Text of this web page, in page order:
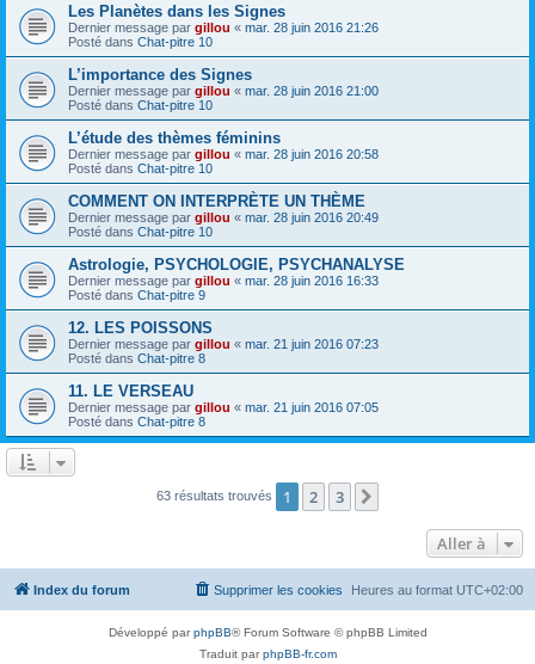
Les Planètes dans les Signes
Dernier message par gillou « mar. 28 juin 2016 21:26
Posté dans Chat-pitre 10
L’importance des Signes
Dernier message par gillou « mar. 28 juin 2016 21:00
Posté dans Chat-pitre 10
L’étude des thèmes féminins
Dernier message par gillou « mar. 28 juin 2016 20:58
Posté dans Chat-pitre 10
COMMENT ON INTERPRÈTE UN THÈME
Dernier message par gillou « mar. 28 juin 2016 20:49
Posté dans Chat-pitre 10
Astrologie, PSYCHOLOGIE, PSYCHANALYSE
Dernier message par gillou « mar. 28 juin 2016 16:33
Posté dans Chat-pitre 9
12. LES POISSONS
Dernier message par gillou « mar. 21 juin 2016 07:23
Posté dans Chat-pitre 8
11. LE VERSEAU
Dernier message par gillou « mar. 21 juin 2016 07:05
Posté dans Chat-pitre 8
63 résultats trouvés 1 2 3
Aller à
Index du forum Heures au format UTC+02:00
Supprimer les cookies
Développé parphpBB® Forum Software © phpBB Limited
Traduit parphpBB-fr.com